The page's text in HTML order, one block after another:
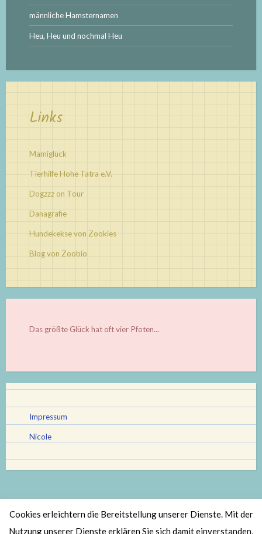
männliche Hamsternamen
Heu, Heu und nochmal Heu
Links
Mamiglück
Tierhilfe Hohe Tatra e.V.
Dogzzz on Tour
Danagrafie
Hundekekse von Zookies
Blog von Zoobio
Das größte Glück hat oft vier Pfoten...
Impressum
Nicole
Stolz bereitgestellt von WordPress | Theme: Scratchpad von
Cookies erleichtern die Bereitstellung unserer Dienste. Mit der
Nutzung unserer Dienste erklären Sie sich damit einverstanden,